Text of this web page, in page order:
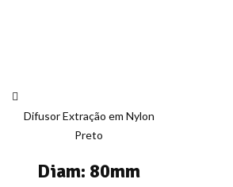
Difusor Extração em Nylon
Preto
Diam: 80mm